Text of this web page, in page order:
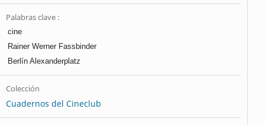
Palabras clave :
cine
Rainer Werner Fassbinder
Berlín Alexanderplatz
Colección
Cuadernos del Cineclub